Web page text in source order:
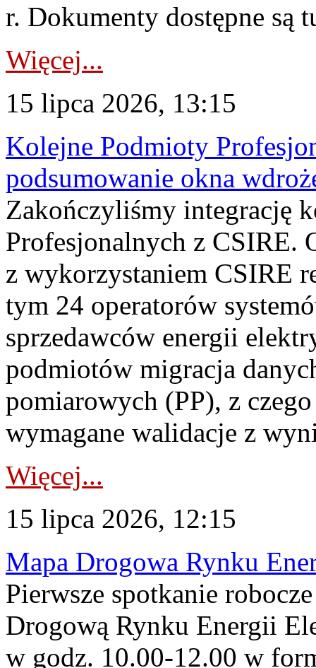
r. Dokumenty dostępne są
Więcej...
15 lipca 2026, 13:15
Kolejne Podmioty
podsumowanie okna
Zakończyliśmy integrację
Profesjonalnych z CSIRE.
z wykorzystaniem CSIRE
tym 24 operatorów
sprzedawców energii
podmiotów migracja
pomiarowych (PP), z
wymagane walidacje z
Więcej...
15 lipca 2026, 12:15
Mapa Drogowa Rynku
Pierwsze spotkanie
Drogową Rynku Energii
w godz. 10.00-12.00 w